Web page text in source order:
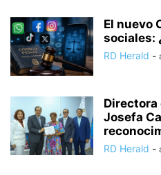
El nuevo
sociales:
RD Herald -
Directora
Josefa
RD Herald -